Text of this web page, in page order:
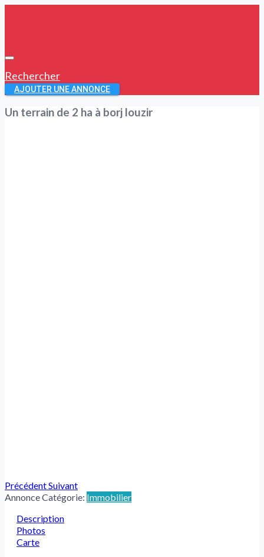
Rechercher
AJOUTER UNE ANNONCE
Un terrain de 2 ha à borj louzir
PrécédentSuivant
Annonce Catégorie: Immobilier
Description
Photos
Carte